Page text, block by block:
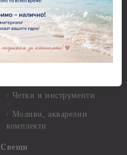
Рисуване
Грунд и почистващи
разтвори
Четки и инструменти
Моливи, акварелни
комплекти
Свещи